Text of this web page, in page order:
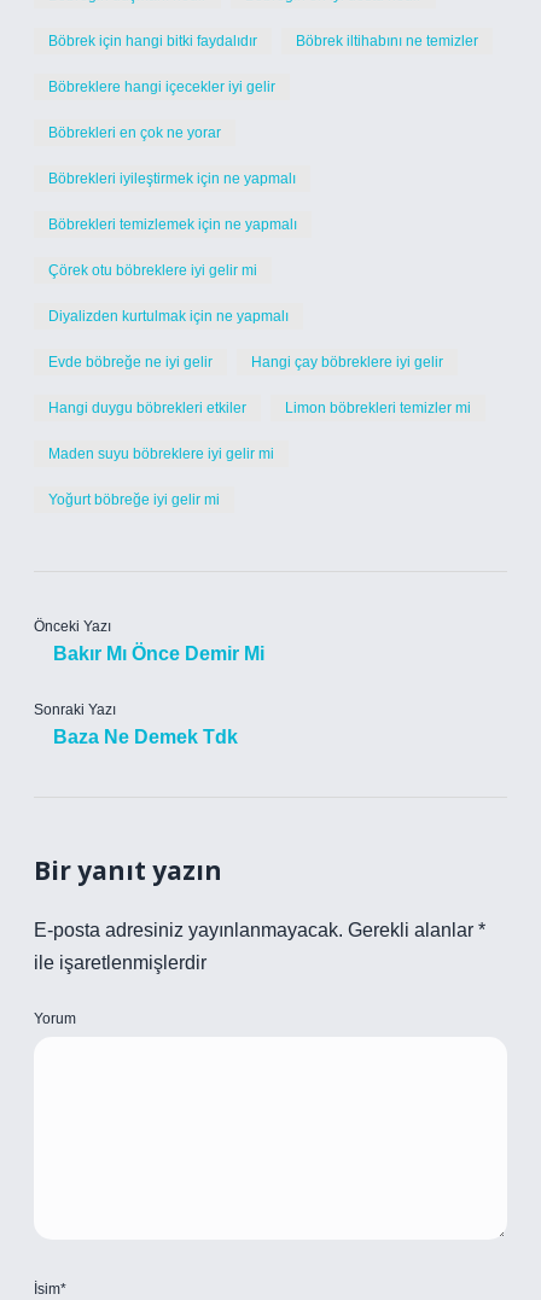
Böbrek için hangi bitki faydalıdır Böbrek iltihabını ne temizler
Böbreklere hangi içecekler iyi gelir
Böbrekleri en çok ne yorar
Böbrekleri iyileştirmek için ne yapmalı
Böbrekleri temizlemek için ne yapmalı
Çörek otu böbreklere iyi gelir mi
Diyalizden kurtulmak için ne yapmalı
Evde böbreğe ne iyi gelir Hangi çay böbreklere iyi gelir
Hangi duygu böbrekleri etkiler Limon böbrekleri temizler mi
Maden suyu böbreklere iyi gelir mi
Yoğurt böbreğe iyi gelir mi
Önceki Yazı
Bakır Mı Önce Demir Mi
Sonraki Yazı
Baza Ne Demek Tdk
Bir yanıt yazın
E-posta adresiniz yayınlanmayacak. Gerekli alanlar *
ile işaretlenmişlerdir
Yorum
İsim*